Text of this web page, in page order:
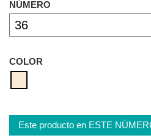
NÚMERO
COLOR
Este producto en ESTE